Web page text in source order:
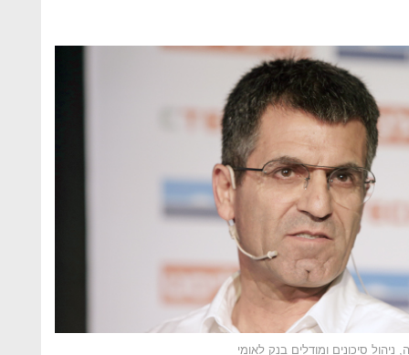
סיכונים ומודלים בנק לאומי